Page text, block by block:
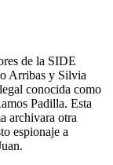
de la SIDE
Arribas y Silvia
conocida como
Padilla. Esta
archivara otra
espionaje a